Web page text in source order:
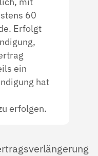
60
Erfolgt
ein
hat
erfolgen.